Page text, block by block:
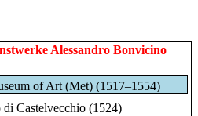
Alessandro Bonvicino
of Art (Met) (1517–1554)
di Castelvecchio (1524)